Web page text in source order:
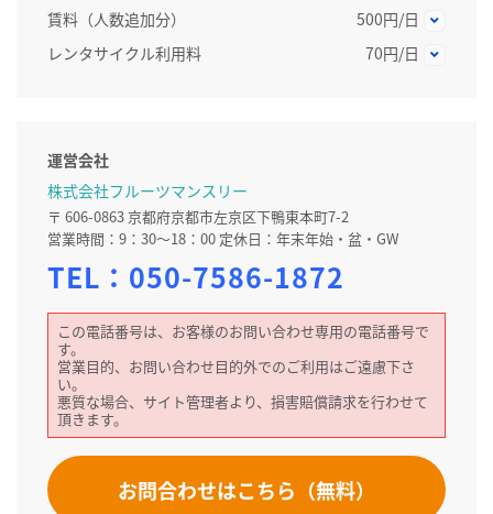
賃料（人数追加分）
500円/日
レンタサイクル利用料
70円/日
運営会社
株式会社フルーツマンスリー
〒 606-0863 京都府京都市左京区下鴨東本町7-2
営業時間：9：30～18：00 定休日：年末年始・盆・GW
TEL： 050-7586-1872
この電話番号は、お客様のお問い合わせ専用の電話番号で
す。
営業目的、お問い合わせ目的外でのご利用はご遠慮下さ
い。
悪質な場合、サイト管理者より、損害賠償請求を行わせて
頂きます。
お問合わせはこちら（無料）